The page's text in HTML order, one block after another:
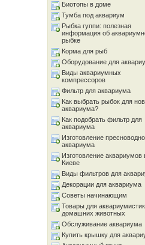
Биотопы в доме
Тумба под аквариум
Рыбка гуппи: полезная
информация об
рыбке
Корма для рыб
Оборудование для
Виды аквариумных
компрессоров
Фильтр для аквариума
Как выбрать рыбок для
аквариума?
Как подобрать фильтр для
аквариума
Изготовление
аквариума
Изготовление аквариумов
Киеве
Виды фильтров для
Декорации для аквариума
Советы начинающим
Товары для
домашних животных
Обслуживание аквариума
Купить крышку для